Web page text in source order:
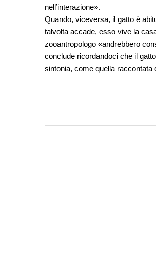
nell’interazione».
Quando, viceversa, il gatto è
talvolta accade, esso vive la
zooantropologo «andrebbero
conclude ricordandoci che il
sintonia, come quella raccontata